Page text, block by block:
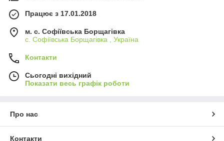
Працює з 17.01.2018
м. c. Софіївська Борщагівка
c. Софіївська Борщагівка , Україна
Контакти
Сьогодні вихідний
Показати весь графік роботи
Про нас
Контакти